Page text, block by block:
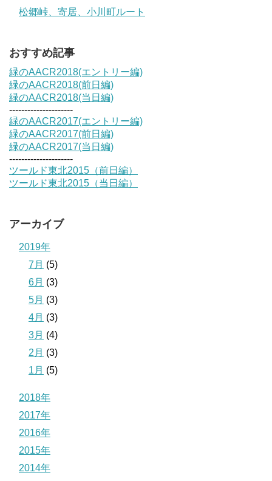
松郷峠、寄居、小川町ルート
おすすめ記事
緑のAACR2018(エントリー編)
緑のAACR2018(前日編)
緑のAACR2018(当日編)
---------------------
緑のAACR2017(エントリー編)
緑のAACR2017(前日編)
緑のAACR2017(当日編)
---------------------
ツールド東北2015（前日編）
ツールド東北2015（当日編）
アーカイブ
2019年
7月 (5)
6月 (3)
5月 (3)
4月 (3)
3月 (4)
2月 (3)
1月 (5)
2018年
2017年
2016年
2015年
2014年